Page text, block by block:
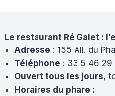
Le restaurant Ré Galet :
Adresse : 155 All. du
Téléphone : 33 5 46 29
Ouvert tous les jours,
Horaires du phare :